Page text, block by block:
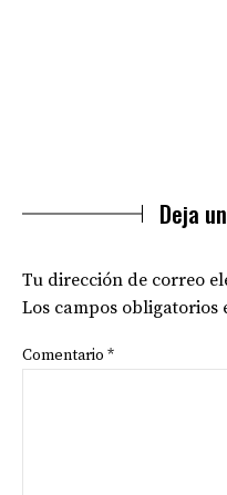
Deja
Tu dirección de correo
Los campos obligatorios
Comentario *